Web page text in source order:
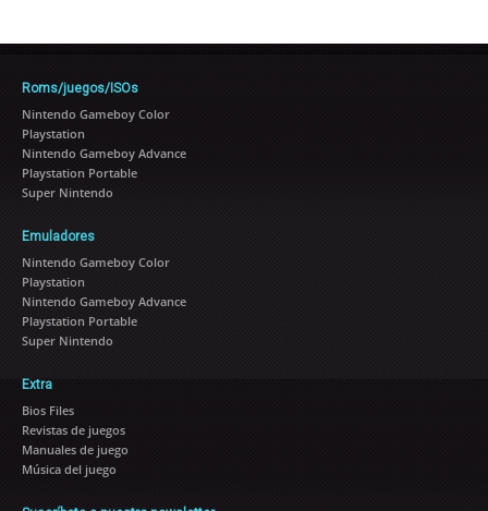
Roms/juegos/ISOs
Nintendo Gameboy Color
Playstation
Nintendo Gameboy Advance
Playstation Portable
Super Nintendo
Emuladores
Nintendo Gameboy Color
Playstation
Nintendo Gameboy Advance
Playstation Portable
Super Nintendo
Extra
Bios Files
Revistas de juegos
Manuales de juego
Música del juego